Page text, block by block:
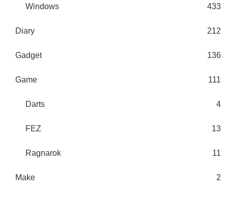
Windows 433
Diary 212
Gadget 136
Game 111
Darts 4
FEZ 13
Ragnarok 11
Make 2